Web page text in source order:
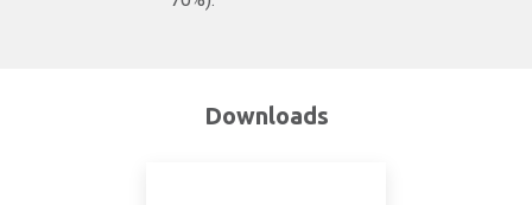
Downloads